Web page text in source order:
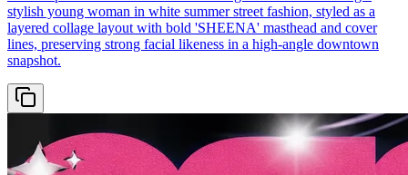
stylish young woman in white summer street fashion, styled as a
layered collage layout with bold 'SHEENA' masthead and cover
lines, preserving strong facial likeness in a high-angle downtown
snapshot.